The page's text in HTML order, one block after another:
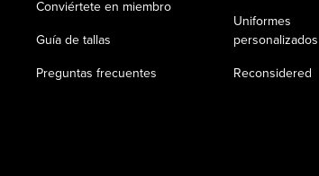
Conviértete en miembro
Guía de tallas
Preguntas frecuentes
Uniformes
personalizados
Reconsidered